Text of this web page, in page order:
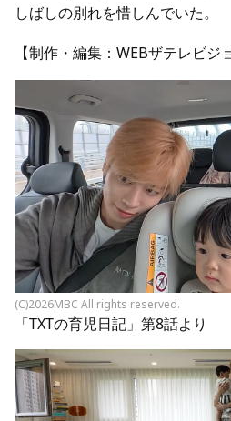
しばしの別れを惜しんでいた。
【制作・編集：WEBザテレビジ
(C)2026MBC All rights reserved.
「TXTの育児日記」第8話より